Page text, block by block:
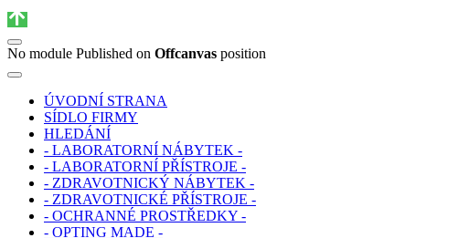
No module Published on Offcanvas position
ÚVODNÍ STRANA
SÍDLO FIRMY
HLEDÁNÍ
- LABORATORNÍ NÁBYTEK -
- LABORATORNÍ PŘÍSTROJE -
- ZDRAVOTNICKÝ NÁBYTEK -
- ZDRAVOTNICKÉ PŘÍSTROJE -
- OCHRANNÉ PROSTŘEDKY -
- OPTING MADE -